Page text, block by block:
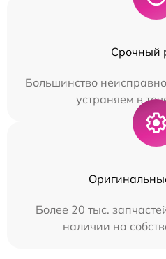
Срочный
Большинство
устраняем в
Более 20 тыс.
наличии на